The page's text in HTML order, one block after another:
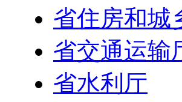
省住房和城
省交通运输
省水利厅